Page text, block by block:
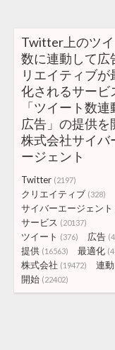
Twitter上のツイ
数に連動して広
リエイティブが
化されるサービ
「ツイート数連
広告」の提供を
株式会社サイバ
ージェント
Twitter (2197)
クリエイティブ (328)
サイバーエージェント
サービス (20137)
ツイート (376) 広告
提供 (16563) 最適化
株式会社 (19472) 連動
開始 (22402)